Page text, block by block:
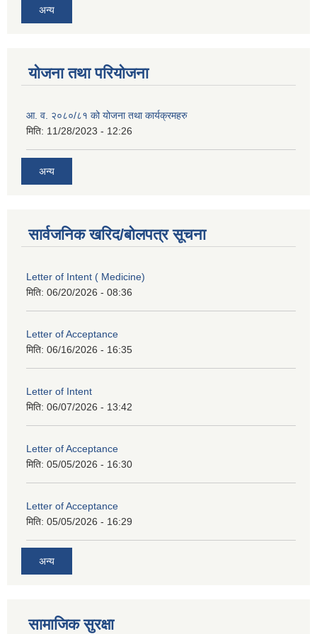
अन्य
योजना तथा परियोजना
आ. व. २०८०/८१ को योजना तथा कार्यक्रमहरु
मिति: 11/28/2023 - 12:26
अन्य
सार्वजनिक खरिद/बोलपत्र सूचना
Letter of Intent ( Medicine)
मिति: 06/20/2026 - 08:36
Letter of Acceptance
मिति: 06/16/2026 - 16:35
Letter of Intent
मिति: 06/07/2026 - 13:42
Letter of Acceptance
मिति: 05/05/2026 - 16:30
Letter of Acceptance
मिति: 05/05/2026 - 16:29
अन्य
सामाजिक सुरक्षा